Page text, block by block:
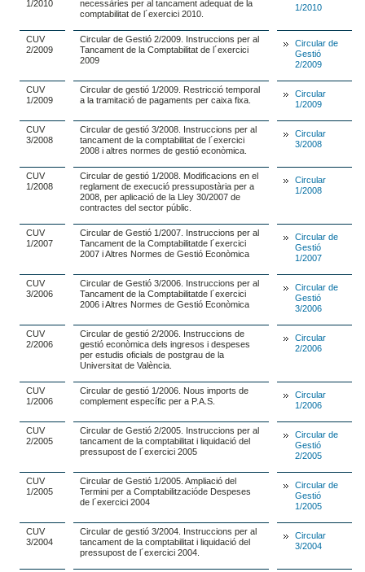
1/2010
necessàries per al tancament adequat de la
comptabilitat de l´exercici 2010.
1/2010
CUV
2/2009
Circular de Gestió 2/2009. Instruccions per al
Tancament de la Comptabilitat de l´exercici
2009
Circular de
Gestió
2/2009
CUV
1/2009
Circular de gestió 1/2009. Restricció temporal
a la tramitació de pagaments per caixa fixa.
Circular
1/2009
CUV
3/2008
Circular de gestió 3/2008. Instruccions per al
tancament de la comptabilitat de l´exercici
2008 i altres normes de gestió econòmica.
Circular
3/2008
CUV
1/2008
Circular de gestió 1/2008. Modificacions en el
reglament de execució pressupostària per a
2008, per aplicació de la Lley 30/2007 de
contractes del sector públic.
Circular
1/2008
CUV
1/2007
Circular de Gestió 1/2007. Instruccions per al
Tancament de la Comptabilitatde l´exercici
2007 i Altres Normes de Gestió Econòmica
Circular de
Gestió
1/2007
CUV
3/2006
Circular de Gestió 3/2006. Instruccions per al
Tancament de la Comptabilitatde l´exercici
2006 i Altres Normes de Gestió Econòmica
Circular de
Gestió
3/2006
CUV
2/2006
Circular de gestió 2/2006. Instruccions de
gestió econòmica dels ingresos i despeses
per estudis oficials de postgrau de la
Universitat de València.
Circular
2/2006
CUV
1/2006
Circular de gestió 1/2006. Nous imports de
complement específic per a P.A.S.
Circular
1/2006
CUV
2/2005
Circular de Gestió 2/2005. Instruccions per al
tancament de la comptabilitat i liquidació del
pressupost de l´exercici 2005
Circular de
Gestió
2/2005
CUV
1/2005
Circular de Gestió 1/2005. Ampliació del
Termini per a Comptabilitzacióde Despeses
de l´exercici 2004
Circular de
Gestió
1/2005
CUV
3/2004
Circular de gestió 3/2004. Instruccions per al
tancament de la comptabilitat i liquidació del
pressupost de l´exercici 2004.
Circular
3/2004